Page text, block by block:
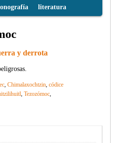
literatura
y derrota
,Chimalaxochtzin,códice
,Tezozómoc,